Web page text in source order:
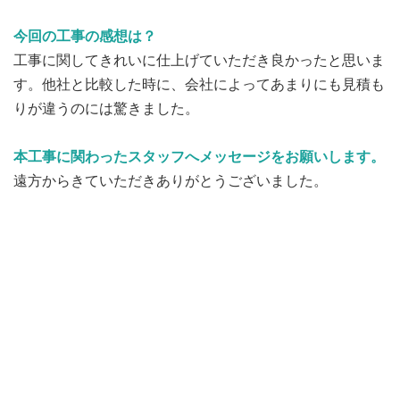
今回の工事の感想は？
工事に関してきれいに仕上げていただき良かったと思いま
す。他社と比較した時に、会社によってあまりにも見積も
りが違うのには驚きました。
本工事に関わったスタッフへメッセージをお願いします。
遠方からきていただきありがとうございました。